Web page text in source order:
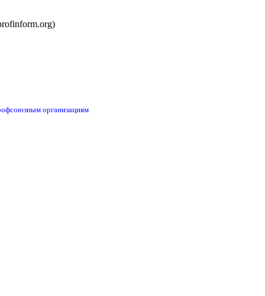
организациям